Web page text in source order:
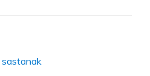
sastanak